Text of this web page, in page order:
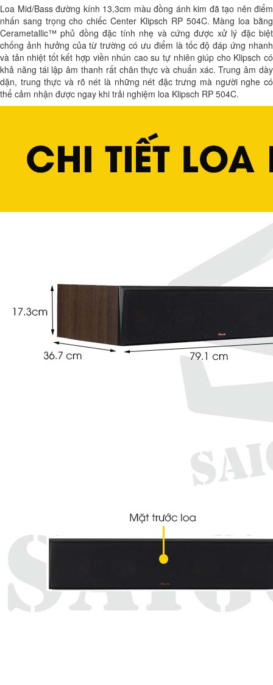
Loa Mid/Bass đường kính 13,3cm màu đồng ánh kim đã tạo nên điểm
nhấn sang trọng cho chiếc Center Klipsch RP 504C. Màng loa bằng
Cerametallic™ phủ đồng đặc tính nhẹ và cứng được xử lý đặc biệt
chống ảnh hưởng của từ trường có ưu điểm là tốc độ đáp ứng nhanh
và tản nhiệt tốt kết hợp viền nhún cao su tự nhiên giúp cho Klipsch có
khả năng tái lập âm thanh rất chân thực và chuẩn xác. Trung âm dày
dặn, trung thực và rõ nét là những nét đặc trưng mà người nghe có
thể cảm nhận được ngay khi trải nghiệm loa Klipsch RP 504C.